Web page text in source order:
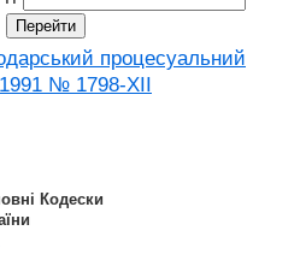
процесуальний
№ 1798-XII
Кодески